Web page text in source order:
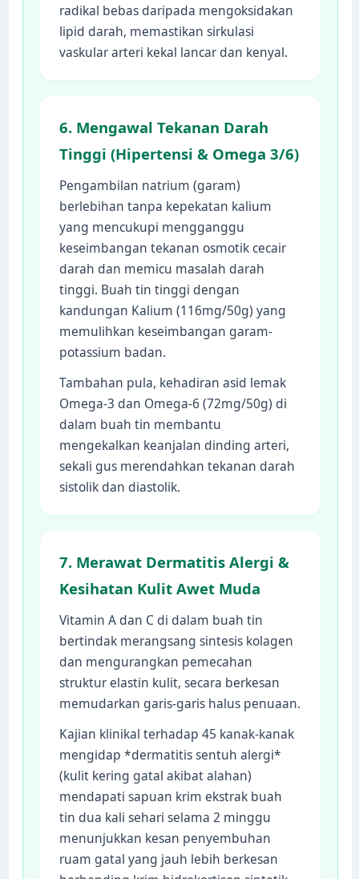
radikal bebas daripada mengoksidakan
lipid darah, memastikan sirkulasi
vaskular arteri kekal lancar dan kenyal.
6. Mengawal Tekanan Darah
Tinggi (Hipertensi & Omega 3/6)
Pengambilan natrium (garam)
berlebihan tanpa kepekatan kalium
yang mencukupi mengganggu
keseimbangan tekanan osmotik cecair
darah dan memicu masalah darah
tinggi. Buah tin tinggi dengan
kandungan Kalium (116mg/50g) yang
memulihkan keseimbangan garam-
potassium badan.
Tambahan pula, kehadiran asid lemak
Omega-3 dan Omega-6 (72mg/50g) di
dalam buah tin membantu
mengekalkan keanjalan dinding arteri,
sekali gus merendahkan tekanan darah
sistolik dan diastolik.
7. Merawat Dermatitis Alergi &
Kesihatan Kulit Awet Muda
Vitamin A dan C di dalam buah tin
bertindak merangsang sintesis kolagen
dan mengurangkan pemecahan
struktur elastin kulit, secara berkesan
memudarkan garis-garis halus penuaan.
Kajian klinikal terhadap 45 kanak-kanak
mengidap *dermatitis sentuh alergi*
(kulit kering gatal akibat alahan)
mendapati sapuan krim ekstrak buah
tin dua kali sehari selama 2 minggu
menunjukkan kesan penyembuhan
ruam gatal yang jauh lebih berkesan